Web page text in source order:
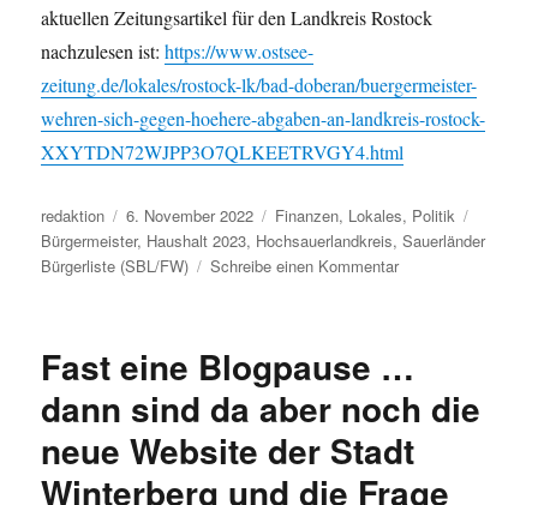
aktuellen Zeitungsartikel für den Landkreis Rostock
nachzulesen ist:https://www.ostsee-
zeitung.de/lokales/rostock-lk/bad-doberan/buergermeister-
wehren-sich-gegen-hoehere-abgaben-an-landkreis-rostock-
XXYTDN72WJPP3O7QLKEETRVGY4.html
Autor
redaktion
Veröffentlicht
am
6. November 2022 Kategorien
Finanzen, Lokales, Politik
Bürgermeister, Haushalt 2023, Hochsauerlandkreis,Sauerländer
Bürgerliste (SBL/FW)
Schreibe einen Kommentarzu
Fast eine Blogpause …
dann sind da aber noch die
neue Website der Stadt
Winterberg und die Frage